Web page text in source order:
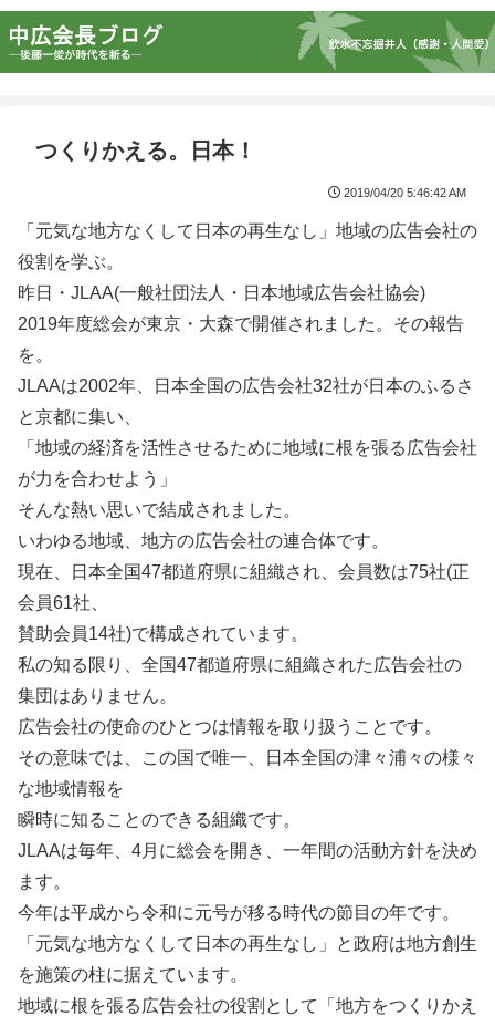
つくりかえる。日本！
2019/04/20 5:46:42 AM
「元気な地方なくして日本の再生なし」地域の広告会社の
役割を学ぶ。
昨日・JLAA(一般社団法人・日本地域広告会社協会)
2019年度総会が東京・大森で開催されました。その報告
を。
JLAAは2002年、日本全国の広告会社32社が日本のふるさ
と京都に集い、
「地域の経済を活性させるために地域に根を張る広告会社
が力を合わせよう」
そんな熱い思いで結成されました。
いわゆる地域、地方の広告会社の連合体です。
現在、日本全国47都道府県に組織され、会員数は75社(正
会員61社、
賛助会員14社)で構成されています。
私の知る限り、全国47都道府県に組織された広告会社の
集団はありません。
広告会社の使命のひとつは情報を取り扱うことです。
その意味では、この国で唯一、日本全国の津々浦々の様々
な地域情報を
瞬時に知ることのできる組織です。
JLAAは毎年、4月に総会を開き、一年間の活動方針を決め
ます。
今年は平成から令和に元号が移る時代の節目の年です。
「元気な地方なくして日本の再生なし」と政府は地方創生
を施策の柱に据えています。
地域に根を張る広告会社の役割として「地方をつくりかえ